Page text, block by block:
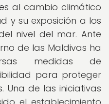
al cambio climático
y su exposición a los
nivel del mar. Ante
de las Maldivas ha
medidas de
para proteger
Una de las iniciativas